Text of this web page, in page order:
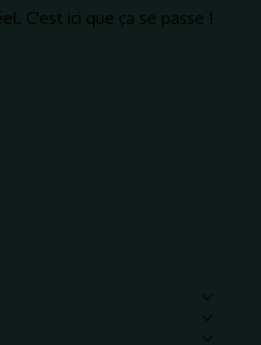
C'est ici que ça se passe !